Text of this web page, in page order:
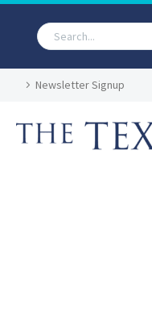
Newsletter Signup